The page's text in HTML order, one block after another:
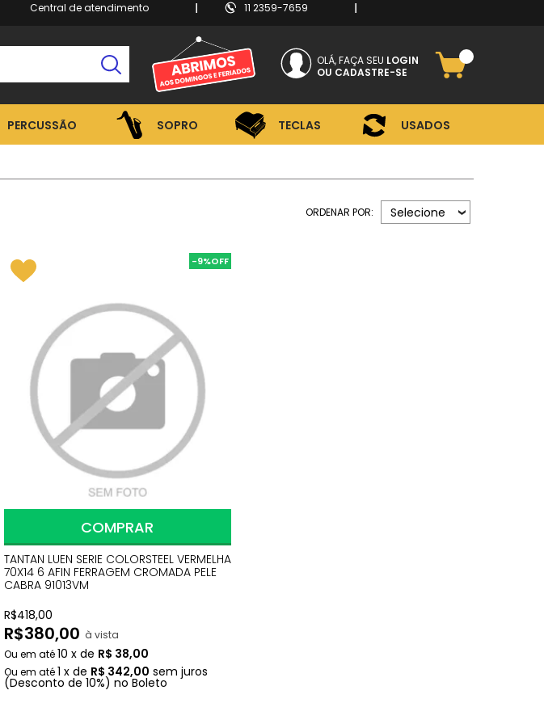
Central de atendimento 11 2359-7659
OLÁ, FAÇA SEU LOGIN
CADASTRE-SE
PERCUSSÃO SOPRO TECLAS USADOS
ORDENAR POR: Selecione
-9%
TANTAN LUEN SERIE COLORSTEEL VERMELHA
70X14 6 AFIN FERRAGEM CROMADA PELE
CABRA 91013VM
R$418,00
R$380,00 à vista
10 x de R$ 38,00
1 x de R$ 342,00 sem juros
(Desconto de 10%) no Boleto
COMPRAR